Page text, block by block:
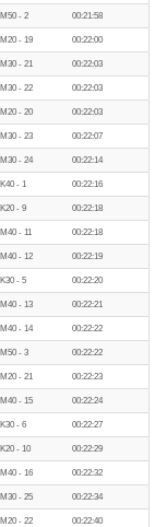
M50 - 2 00:21:58
M20 - 19 00:22:00
M30 - 21 00:22:03
M30 - 22 00:22:03
M20 - 20 00:22:03
M30 - 23 00:22:07
M30 - 24 00:22:14
K40 - 1 00:22:16
K20 - 9 00:22:18
M40 - 11 00:22:18
M40 - 12 00:22:19
K30 - 5 00:22:20
M40 - 13 00:22:21
M40 - 14 00:22:22
M50 - 3 00:22:22
M20 - 21 00:22:23
M40 - 15 00:22:24
K30 - 6 00:22:27
K20 - 10 00:22:29
M40 - 16 00:22:32
M30 - 25 00:22:34
M20 - 22 00:22:40